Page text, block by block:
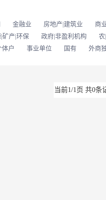
金融业 房地产|建筑业 商
矿产|环保 政府|非盈利机构
体户 事业单位 国有 外商
当前1/1页 共0条